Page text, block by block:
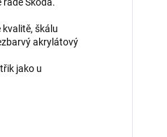
Škoda.
škálu
akrylátový
jako u